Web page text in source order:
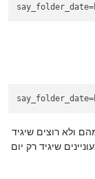
say_folder_date
say_folder_date
ולא רוצים שיגיד
שיגיד רק יום